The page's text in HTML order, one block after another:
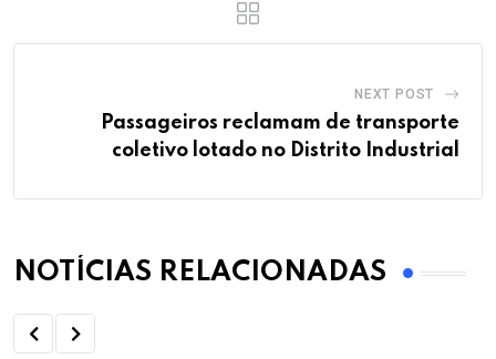
NEXT POST
Passageiros reclamam de transporte
coletivo lotado no Distrito Industrial
NOTÍCIAS RELACIONADAS